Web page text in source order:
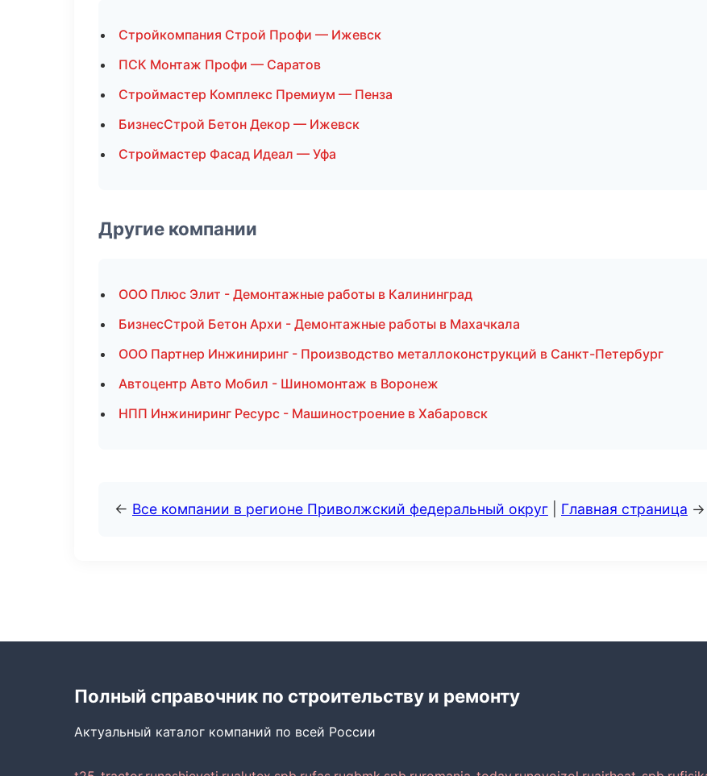
Стройкомпания Строй Профи — Ижевск
ПСК Монтаж Профи — Саратов
Строймастер Комплекс Премиум — Пенза
БизнесСтрой Бетон Декор — Ижевск
Строймастер Фасад Идеал — Уфа
Другие компании
ООО Плюс Элит - Демонтажные работы в Калининград
БизнесСтрой Бетон Архи - Демонтажные работы в Махачкала
ООО Партнер Инжиниринг - Производство металлоконструкций в Санкт-Петербург
Автоцентр Авто Мобил - Шиномонтаж в Воронеж
НПП Инжиниринг Ресурс - Машиностроение в Хабаровск
← Все компании в регионе Приволжский федеральный округ Главная страница →
Полный справочник по строительству и ремонту
Актуальный каталог компаний по всей России